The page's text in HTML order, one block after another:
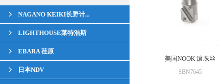
NAGANO KEIKI长野计...
LIGHTHOUSE莱特浩斯
EBARA 荏原
日本NDV
美国NOOK 滚珠丝
SBN7645